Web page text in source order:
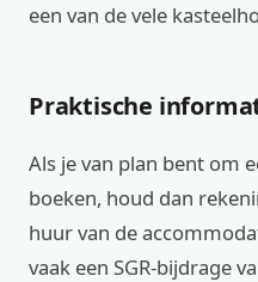
een van de vele
Praktische
Als je van plan bent om
boeken, houd dan
huur van de
vaak een SGR-bijdrage